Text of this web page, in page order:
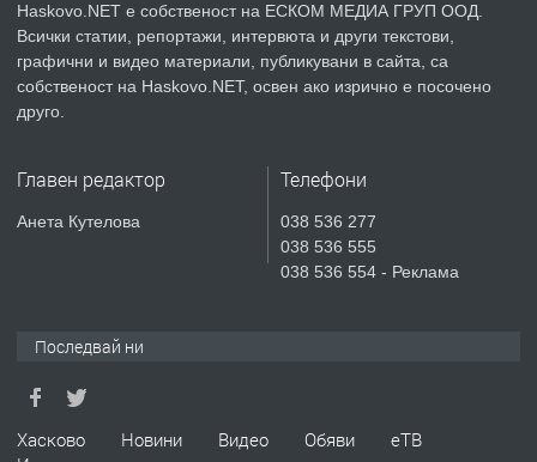
преди 4 дни
ПРЕДЛАГА
НАПЪЛНО ОБЗАВЕДЕН И
Давам гараж под наем
Любен Каравелов, Хасково-близо до
Haskovo.NET е собственост на ЕСКОМ МЕДИА ГРУП ООД.
Всички статии, репортажи, интервюта и други текстови,
графични и видео материали, публикувани в сайта, са
собственост на Haskovo.NET, освен ако изрично е посочено
друго.
Главен редактор
Анета Кутелова
Телефони
038 536 277
038 536 555
038 536 554 - Реклама
Последвай ни
Хасково Новини Видео Обяви
еТВ